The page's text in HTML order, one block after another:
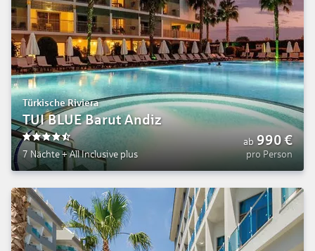
Türkische Riviera
TUI BLUE Barut Andiz
4.5
7 Nächte+All Inclusive plus
ab 990€
pro Person